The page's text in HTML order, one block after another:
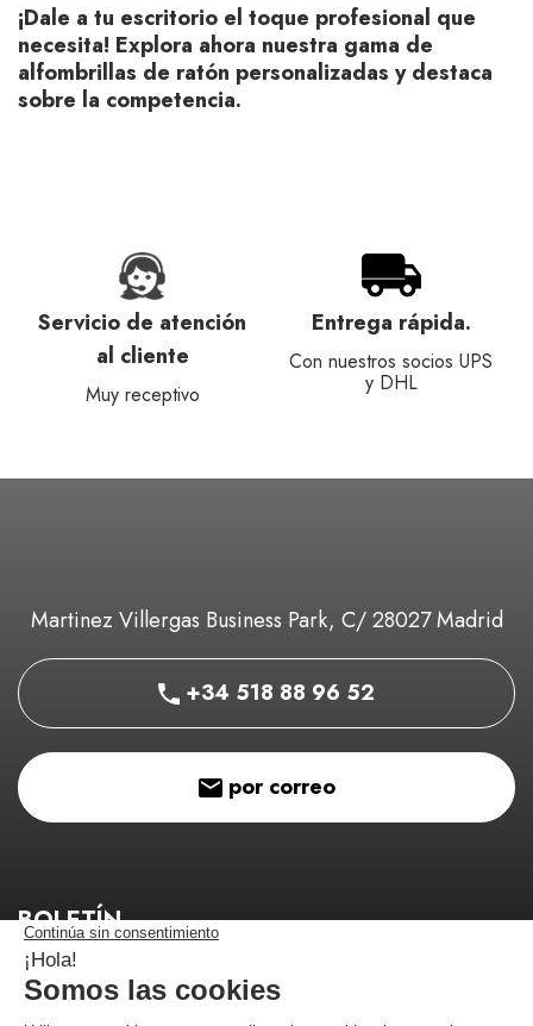
¡Dale a tu escritorio el toque profesional que
necesita! Explora ahora nuestra gama de
alfombrillas de ratón personalizadas y destaca
sobre la competencia.
Servicio de atención
al cliente
Muy receptivo
Entrega rápida.
Con nuestros socios UPS
y DHL
Martinez Villergas Business Park, C/ 28027 Madrid
+34 518 88 96 52
por correo
BOLETÍN
¡Manténgase informado de nuestros buenos planes!